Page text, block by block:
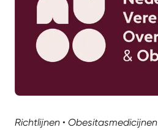
Richtlijnen • Obesitasmedicijnen